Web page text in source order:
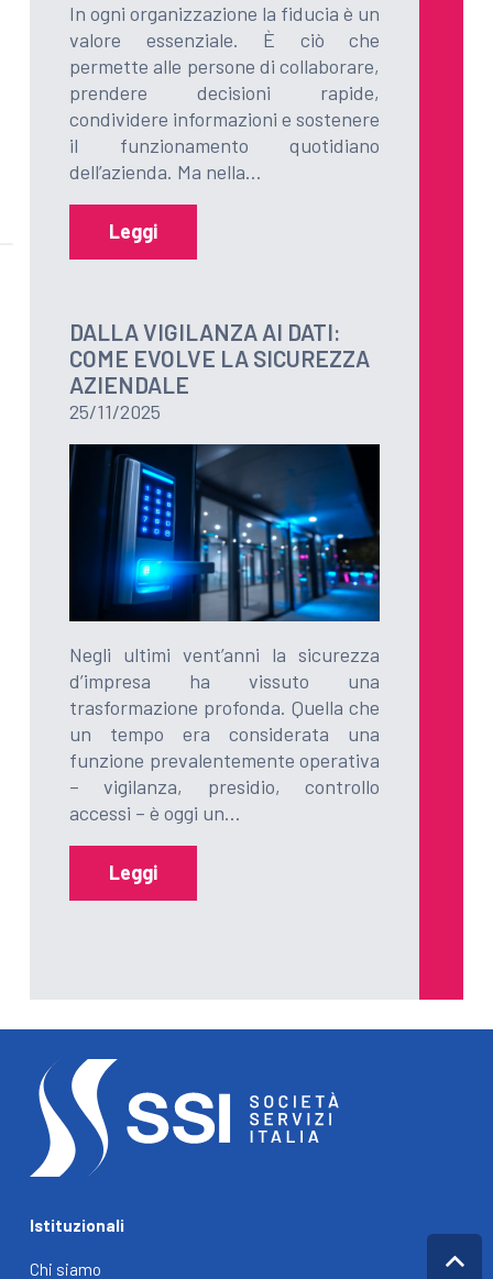
In ogni organizzazione la fiducia è un
valore essenziale. È ciò che
permette alle persone di collaborare,
prendere decisioni rapide,
condividere informazioni e sostenere
il funzionamento quotidiano
dell’azienda. Ma nella…
Leggi
DALLA VIGILANZA AI DATI:
COME EVOLVE LA SICUREZZA
AZIENDALE
25/11/2025
Negli ultimi vent’anni la sicurezza
d’impresa ha vissuto una
trasformazione profonda. Quella che
un tempo era considerata una
funzione prevalentemente operativa
– vigilanza, presidio, controllo
accessi – è oggi un…
Leggi
Istituzionali
Chi siamo